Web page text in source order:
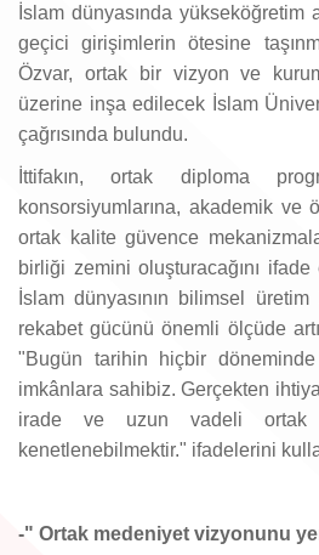
İslam dünyasında yükseköğretim
geçici girişimlerin ötesine
Özvar, ortak bir vizyon ve
üzerine inşa edilecek İslam
çağrısında bulundu.
İttifakın, ortak diploma
konsorsiyumlarına, akademik ve
ortak kalite güvence
birliği zemini oluşturacağını ifade
İslam dünyasının bilimsel
rekabet gücünü önemli ölçüde
"Bugün tarihin hiçbir döneminde
imkânlara sahibiz. Gerçekten
irade ve uzun vadeli ortak
kenetlenebilmektir." ifadelerini
-" Ortak medeniyet vizyonunu